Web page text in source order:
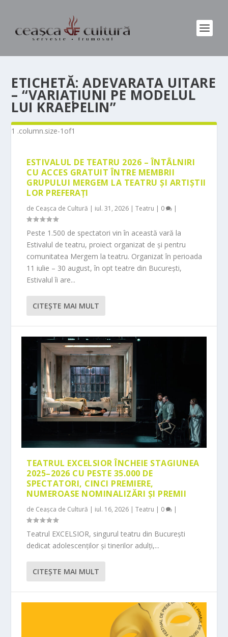
ETICHETĂ:ADEVARATA UITARE
– “VARIAȚIUNI PE MODELUL
LUI KRAEPELIN”
ESTIVALUL DE TEATRU 2026 – ÎNTÂLNIRI
CU ACCES GRATUIT ÎNTRE MEMBRII
GRUPULUI MERGEM LA TEATRU ȘI ARTIȘTII
LOR PREFERAȚI
de Ceașca de Cultură | iul. 31, 2026 |Teatru | 0 |
Peste 1.500 de spectatori vin în această vară la
Estivalul de teatru, proiect organizat de și pentru
comunitatea Mergem la teatru. Organizat în perioada
11 iulie – 30 august, în opt teatre din București,
Estivalul îi are...
CITEŞTE MAI MULT
TEATRUL EXCELSIOR ÎNCHEIE STAGIUNEA
2025–2026 CU PESTE 35.000 DE
SPECTATORI, CINCI PREMIERE,
NUMEROASE NOMINALIZĂRI ȘI PREMII
de Ceașca de Cultură | iul. 16, 2026 |Teatru | 0 |
Teatrul EXCELSIOR, singurul teatru din București
dedicat adolescenților și tinerilor adulți,...
CITEŞTE MAI MULT